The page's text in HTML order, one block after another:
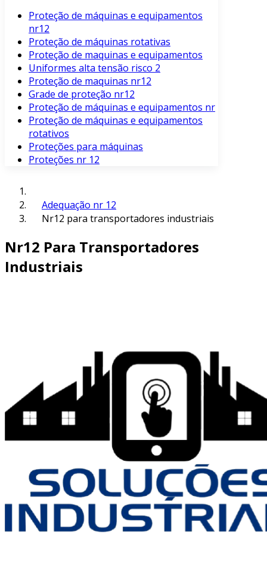
Proteção de máquinas e equipamentos
nr12
Proteção de máquinas rotativas
Proteção de maquinas e equipamentos
Uniformes alta tensão risco 2
Proteção de maquinas nr12
Grade de proteção nr12
Proteção de máquinas e equipamentos nr
Proteção de máquinas e equipamentos
rotativos
Proteções para máquinas
Proteções nr 12
Adequação nr 12
Nr12 para transportadores industriais
Nr12 Para Transportadores
Industriais